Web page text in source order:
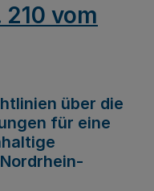
210 vom
über die
für eine